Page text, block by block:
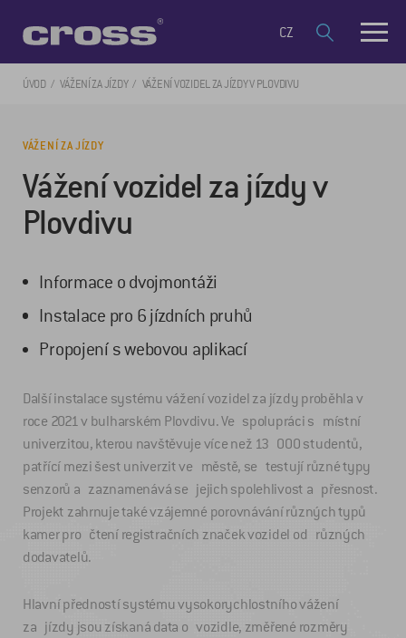
CZ
ÚVOD VÁŽENÍ ZA JÍZDY VÁŽENÍ VOZIDEL ZA JÍZDY V PLOVDIVU
VÁŽENÍ ZA JÍZDY
Vážení vozidel za jízdy v
Plovdivu
Informace o dvojmontáži
Instalace pro 6 jízdních pruhů
Propojení s webovou aplikací
Další instalace systému vážení vozidel za jízdy proběhla v
roce 2021 v bulharském Plovdivu. Ve spolupráci s místní
univerzitou, kterou navštěvuje více než 13 000 studentů,
patřící mezi šest univerzit ve městě, se testují různé typy
senzorů a zaznamenává se jejich spolehlivost a přesnost.
Projekt zahrnuje také vzájemné porovnávání různých typů
kamer pro čtení registračních značek vozidel od různých
dodavatelů.
Hlavní předností systému vysokorychlostního vážení
za jízdy jsou získaná data o vozidle, změřené rozměry